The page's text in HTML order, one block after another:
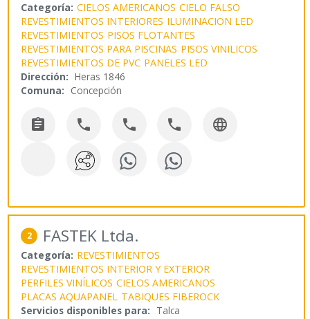
Categoría: CIELOS AMERICANOS CIELO FALSO
REVESTIMIENTOS INTERIORES ILUMINACION LED
REVESTIMIENTOS PISOS FLOTANTES
REVESTIMIENTOS PARA PISCINAS PISOS VINILICOS
REVESTIMIENTOS DE PVC PANELES LED
Dirección: Heras 1846
Comuna: Concepción
    
2 FASTEK Ltda.
Categoría: REVESTIMIENTOS
REVESTIMIENTOS INTERIOR Y EXTERIOR
PERFILES VINÍLICOS CIELOS AMERICANOS
PLACAS AQUAPANEL TABIQUES FIBEROCK
Servicios disponibles para: Talca